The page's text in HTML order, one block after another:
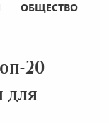
ОБЩЕСТВО
20
для